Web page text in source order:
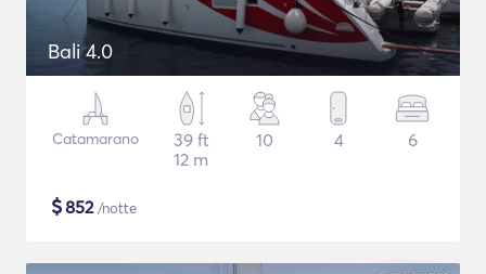
Bali 4.0
Catamarano
39 ft
12 m
10 4 6
$852/notte